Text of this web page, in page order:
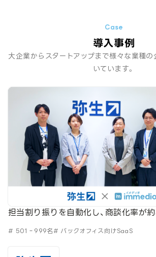
導入事例
大企業からスタートアップまで様々な業種
いています。
担当割り振りを自動化し、商談化率が
# 501‐999名# バックオフィス向けSaaS